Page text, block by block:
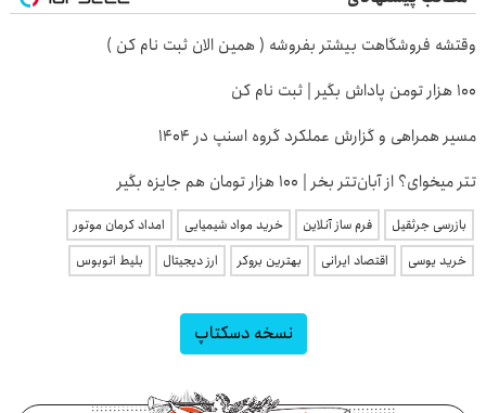
وقتشه فروشگاهت بیشتر بفروشه ( همین الان ثبت نام کن )
100 هزار تومن پاداش بگیر | ثبت نام کن
مسیر همراهی و گزارش عملکرد گروه اسنپ در ۱۴۰۴
تتر میخوای؟ از آبان‌تتر بخر | 100 هزار تومان هم جایزه بگیر
بازرسی جرثقیل فرم ساز آنلاین خرید مواد شیمیایی
امداد کرمان موتور
خرید یوسی
اقتصاد ایرانی بهترین بروکر ارز دیجیتال بلیط اتوبوس
نسخه دسکتاپ